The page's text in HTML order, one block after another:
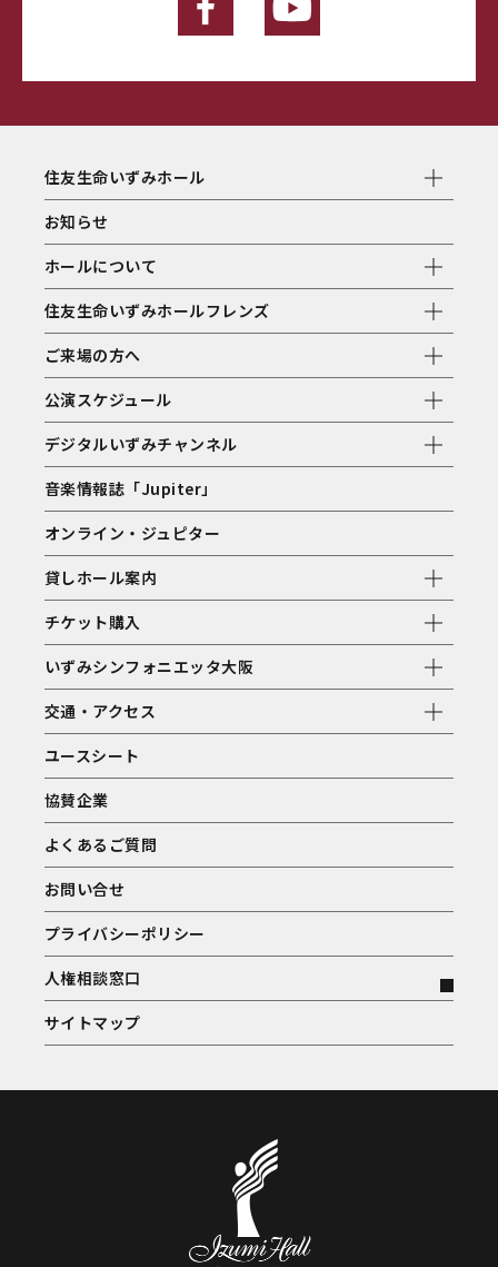
住友生命いずみホール
お知らせ
ホールについて
住友生命いずみホールフレンズ
ご来場の方へ
公演スケジュール
デジタルいずみチャンネル
音楽情報誌「Jupiter」
オンライン・ジュピター
貸しホール案内
チケット購入
いずみシンフォニエッタ大阪
交通・アクセス
ユースシート
協賛企業
よくあるご質問
お問い合せ
プライバシーポリシー
人権相談窓口
サイトマップ